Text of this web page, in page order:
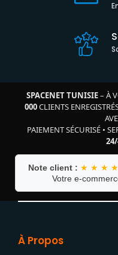
SPACENET TUNISIE– À
000CLIENTS
PAIEMENT SÉCURISÉ •
Note client : ★ ★ ★
Votre e-
À Propos